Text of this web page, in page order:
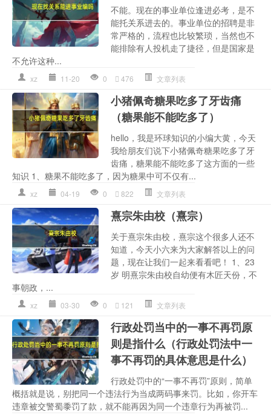
不能。现在的事业单位逢进必考，是不
能托关系进去的。事业单位的招聘是非
常严格的，流程也比较繁琐，当然也不
能排除有人投机走了捷径，但是国家是
不允许这种...
xz 11-20 0 476 文章列表
小猪佩奇糖果吃多了牙齿痛
（糖果能不能吃多了）
hello，我是环球知识的小编大黄，今天
我给朋友们说下小猪佩奇糖果吃多了牙
齿痛，糖果能不能吃多了这方面的一些
知识 1、糖果不能吃多了，因为糖果中可不仅有...
xz 04-19 0 822 文章列表
熹宗朱由校（熹宗）
关于熹宗朱由校，熹宗这个很多人还不
知道，今天小六来为大家解答以上的问
题，现在让我们一起来看看吧！ 1、23
岁 明熹宗朱由校自幼便有木匠天份，不
事朝政，...
xz 03-30 0 121 文章列表
行政处罚当中的一事不再罚原
则是指什么（行政处罚法中一
事不再罚的具体意思是什么）
行政处罚中的“一事不再罚”原则，简单
概括就是说，别把同一个违法行为当成两码事来罚。比如，你开车
违章被交警蜀黍罚了款，就不能再因为同一个违章行为再被罚...